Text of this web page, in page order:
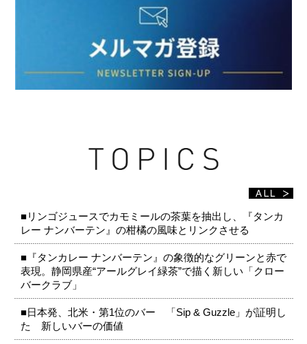
■リンゴジュースでカモミールの茶葉を抽出し、『タンカ
レー ナンバーテン』の柑橘の風味とリンクさせる
■『タンカレー ナンバーテン』の象徴的なグリーンと赤で
表現。静岡県産“アールグレイ緑茶”で描く新しい「クロー
バークラブ」
■日本発、北米・第1位のバー 「Sip & Guzzle」が証明し
た 新しいバーの価値